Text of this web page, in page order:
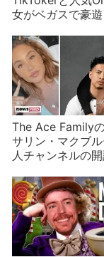
女がベガスで豪遊
The Ace Family
サリン・マクブ
人チャンネルの